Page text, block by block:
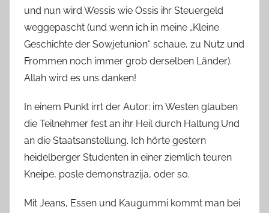
und nun wird Wessis wie Ossis ihr Steuergeld
weggepascht (und wenn ich in meine „Kleine
Geschichte der Sowjetunion“ schaue, zu Nutz und
Frommen noch immer grob derselben Länder).
Allah wird es uns danken!
In einem Punkt irrt der Autor: im Westen glauben
die Teilnehmer fest an ihr Heil durch Haltung.Und
an die Staatsanstellung. Ich hörte gestern
heidelberger Studenten in einer ziemlich teuren
Kneipe, posle demonstrazija, oder so.
Mit Jeans, Essen und Kaugummi kommt man bei